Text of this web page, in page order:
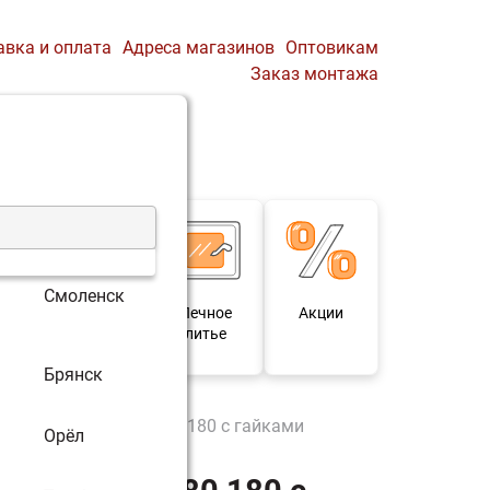
Смоленск
Брянск
Орёл
и оплата Адреса магазинов Оптовикам
Заказ монтажа
Печное
литье
Акции
EcoRING II 32/180 180 с гайками